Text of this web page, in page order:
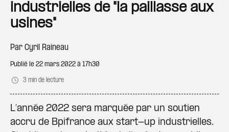
industrielles de "la paillasse aux
usines"
Par Cyril Raineau
Publié le 22 mars 2022 à 17h30
3 min de lecture
L’année 2022 sera marquée par un soutien
accru de Bpifrance aux start-up industrielles.